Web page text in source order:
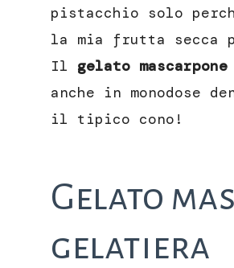
pistacchio solo
la mia frutta secca
Il gelato
anche in monodose
il tipico cono!
Gelato
gelatiera